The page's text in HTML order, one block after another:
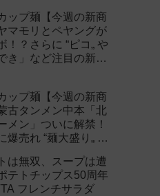
め！
ップ麺【今週の新商
マモリとペヤングが
！？さらに “ピコ„ や
き」など注目の新作
ップ麺【今週の新商
古タンメン中本「北
メン」ついに解禁！
爆売れ “麺大盛り„ シ
め！
は無双、スープは遭
テトチップス50周年
フレンチサラダ